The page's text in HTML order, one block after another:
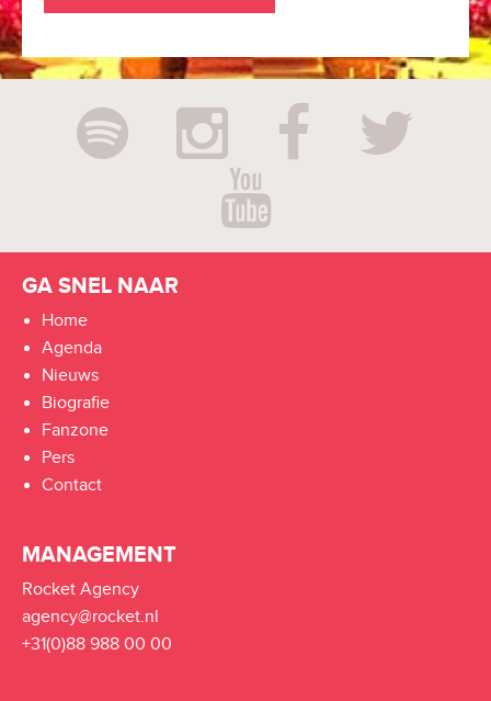
GA SNEL NAAR
Home
Agenda
Nieuws
Biografie
Fanzone
Pers
Contact
MANAGEMENT
Rocket Agency
agency@rocket.nl
+31(0)88 988 00 00